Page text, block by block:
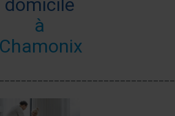
domicile
à
Chamonix